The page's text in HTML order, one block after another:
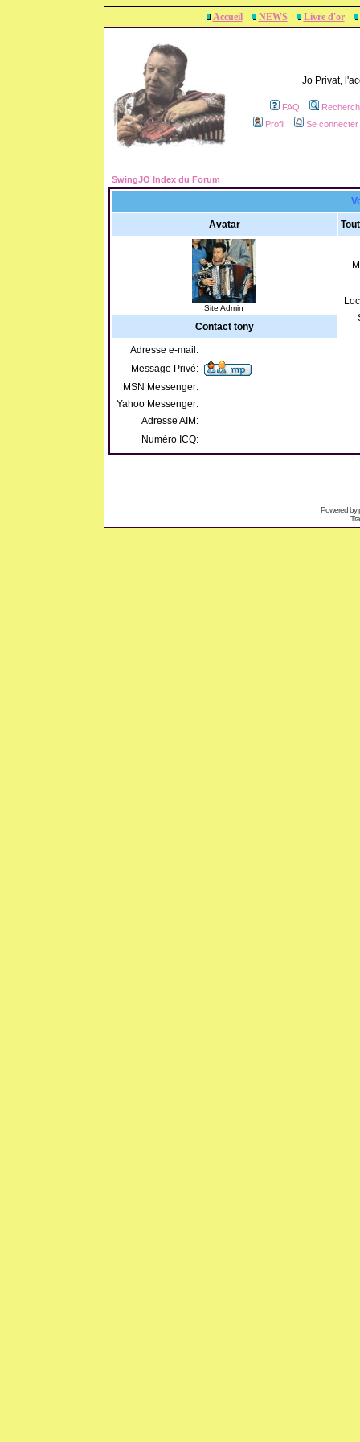
Accueil NEWS Livre d'or
Jo Privat,
FAQ
Profil
Se
SwingJO Index du Forum
Avatar
Site Admin
Contact tony
Adresse e-mail:
Message Privé:
MSN Messenger:
Yahoo Messenger:
Adresse AIM:
Numéro ICQ:
Powered by